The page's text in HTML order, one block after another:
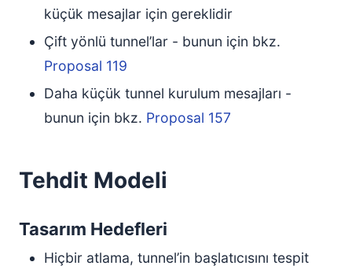
küçük mesajlar için gereklidir
Çift yönlü tunnel’lar - bunun için bkz.
Proposal 119
Daha küçük tunnel kurulum mesajları -
bunun için bkz. Proposal 157
Tehdit Modeli
Tasarım Hedefleri
Hiçbir atlama, tunnel’in başlatıcısını tespit